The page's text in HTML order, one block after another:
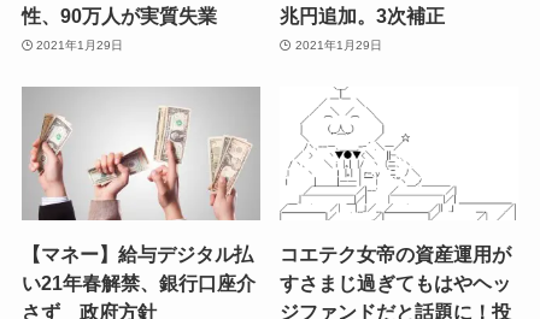
性、90万人が実質失業
2021年1月29日
兆円追加。3次補正
2021年1月29日
【マネー】給与デジタル払
い21年春解禁、銀行口座介
さず 政府方針
コエテク女帝の資産運用が
すさまじ過ぎてもはやヘッ
ジファンドだと話題に！投